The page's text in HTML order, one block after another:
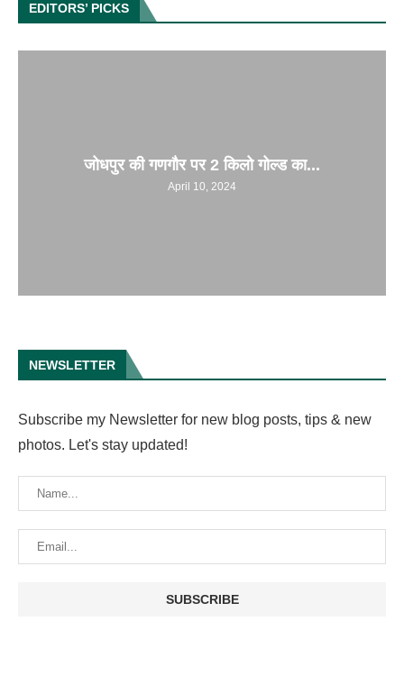
EDITORS’ PICKS
जोधपुर की गणगौर पर 2 किलो गोल्ड का...
April 10, 2024
NEWSLETTER
Subscribe my Newsletter for new blog posts, tips & new
photos. Let's stay updated!